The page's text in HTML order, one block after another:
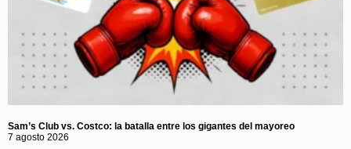
Sam’s Club vs. Costco: la batalla entre los gigantes del mayoreo
7 agosto 2026